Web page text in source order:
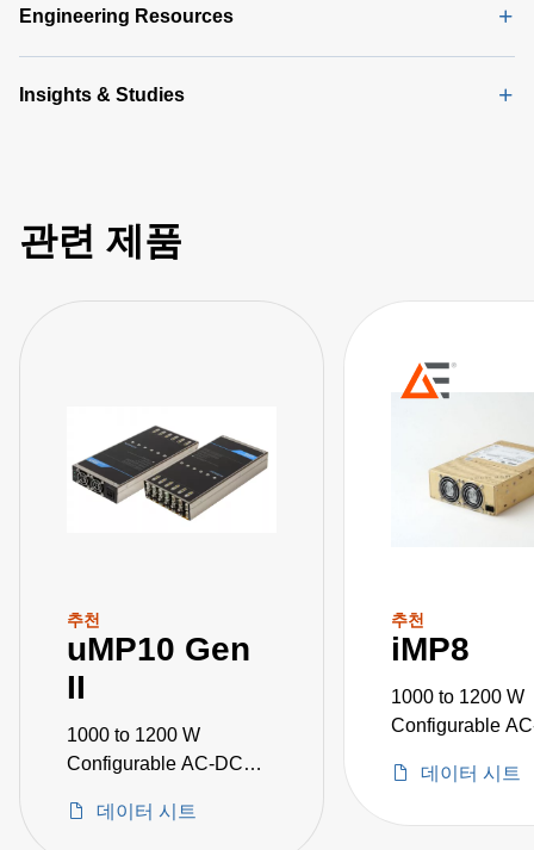
Engineering Resources
Insights & Studies
관련 제품
추천
uMP10 Gen
II
1000 to 1200 W
Configurable AC-DC
데이터 시트
추천
iMP8
1000 to 1200 W
Configurable
데이터 시트